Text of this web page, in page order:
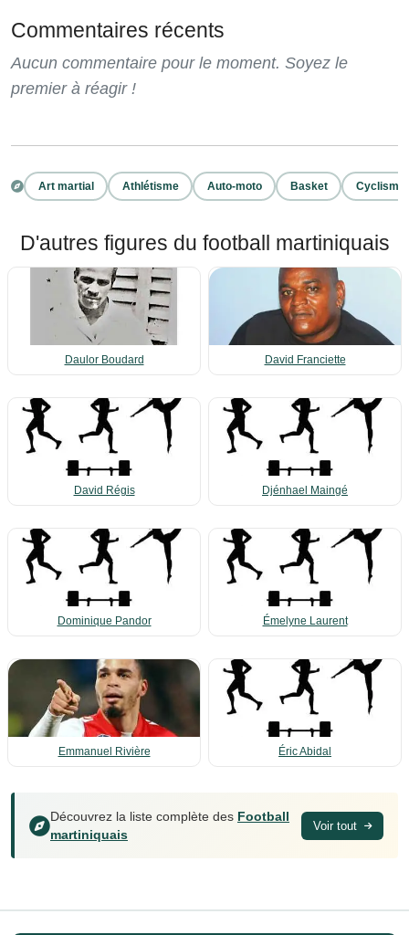
Commentaires récents
Aucun commentaire pour le moment. Soyez le
premier à réagir !
Art martial Athlétisme Auto-moto Basket Cyclisme
D'autres figures du football martiniquais
Daulor Boudard David Franciette
David Régis Djénhael Maingé
Dominique Pandor Émelyne Laurent
Emmanuel Rivière Éric Abidal
Découvrez la liste complète des Football
martiniquais
Voir tout